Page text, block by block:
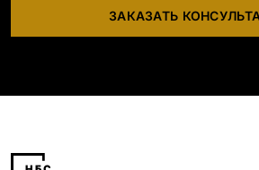
ЗАКАЗАТЬ